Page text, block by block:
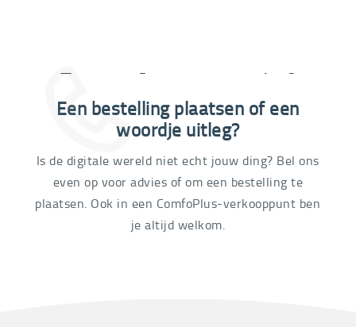
03 292 21 60
Een bestelling plaatsen of een
woordje uitleg?
Is de digitale wereld niet echt jouw ding? Bel ons
even op voor advies of om een bestelling te
plaatsen. Ook in een ComfoPlus-verkooppunt ben
je altijd welkom.